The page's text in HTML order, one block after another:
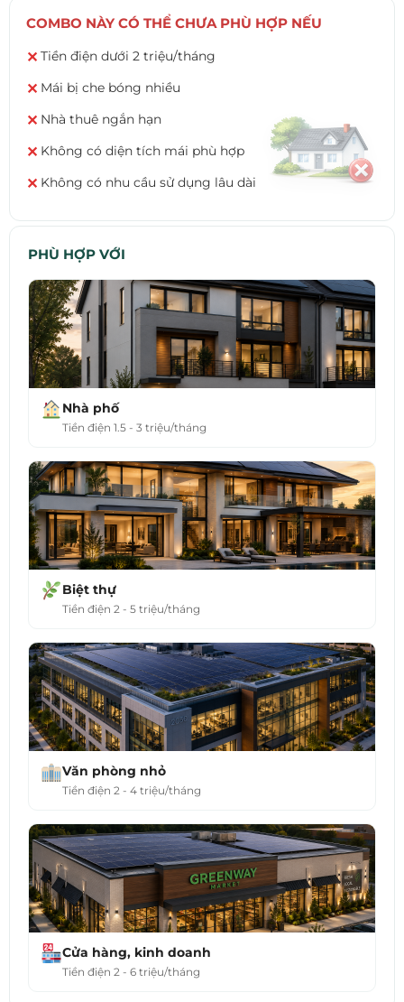
COMBO NÀY CÓ THỂ CHƯA PHÙ HỢP NẾU
✕ Tiền điện dưới 2 triệu/tháng
✕ Mái bị che bóng nhiều
✕ Nhà thuê ngắn hạn
✕ Không có diện tích mái phù hợp
✕ Không có nhu cầu sử dụng lâu dài
PHÙ HỢP VỚI
Nhà phố
Tiền điện 1.5 - 3 triệu/tháng
Biệt thự
Tiền điện 2 - 5 triệu/tháng
Văn phòng nhỏ
Tiền điện 2 - 4 triệu/tháng
Cửa hàng, kinh doanh
Tiền điện 2 - 6 triệu/tháng